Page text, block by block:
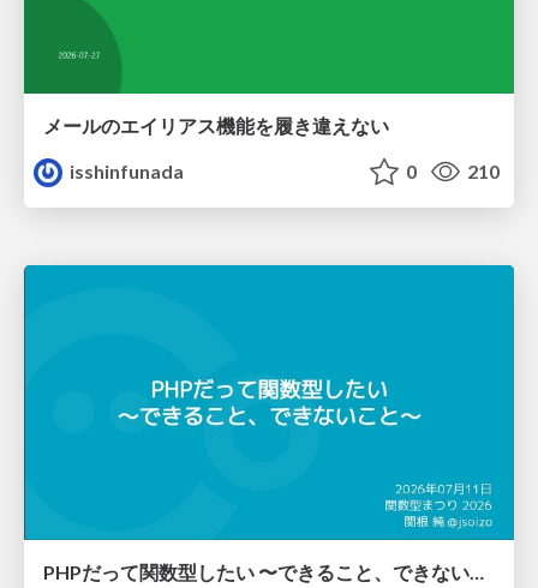
メールのエイリアス機能を履き違えない
isshinfunada
0 210
PHPだって関数型したい 〜できること、できないこと〜 / fp-in-php